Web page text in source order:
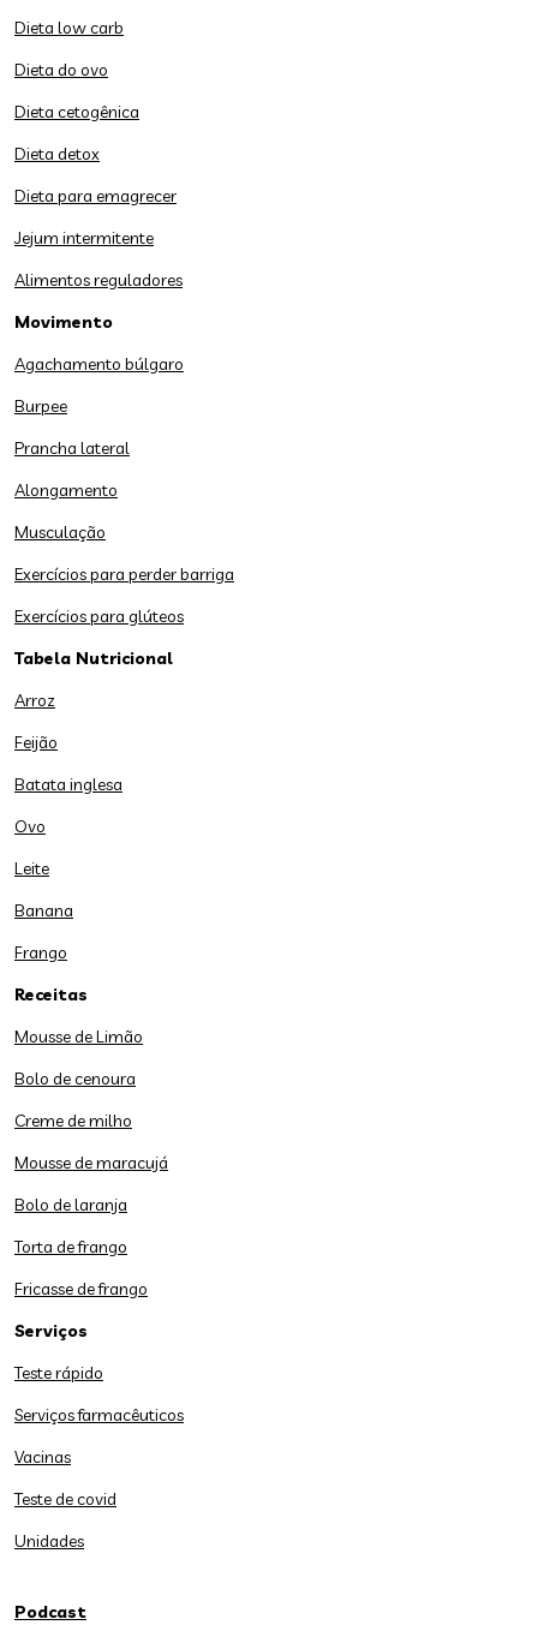
Dieta low carb
Dieta do ovo
Dieta cetogênica
Dieta detox
Dieta para emagrecer
Jejum intermitente
Alimentos reguladores
Movimento
Agachamento búlgaro
Burpee
Prancha lateral
Alongamento
Musculação
Exercícios para perder barriga
Exercícios para glúteos
Tabela Nutricional
Arroz
Feijão
Batata inglesa
Ovo
Leite
Banana
Frango
Receitas
Mousse de Limão
Bolo de cenoura
Creme de milho
Mousse de maracujá
Bolo de laranja
Torta de frango
Fricasse de frango
Serviços
Teste rápido
Serviços farmacêuticos
Vacinas
Teste de covid
Unidades
Podcast